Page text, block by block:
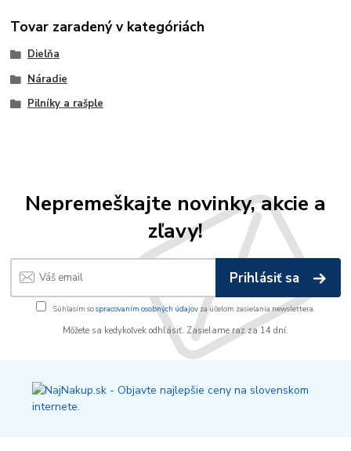
Tovar zaradený v kategóriách
Dielňa
Náradie
Pilníky a rašple
Nepremeškajte novinky, akcie a
zľavy!
Prihlásiť sa
Súhlasím sospracovaním osobných údajov za účelom zasielania newslettera.
Môžete sa kedykoľvek odhlásiť. Zasielame raz za 14 dní.